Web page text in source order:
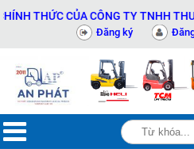
THỨC CỦA CÔNG TY TNHH
Đăng ký